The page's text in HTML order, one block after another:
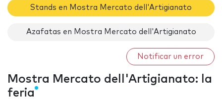
Stands en Mostra Mercato dell'Artigianato
Azafatas en Mostra Mercato dell'Artigianato
Notificar un error
Mostra Mercato dell'Artigianato: la
feria